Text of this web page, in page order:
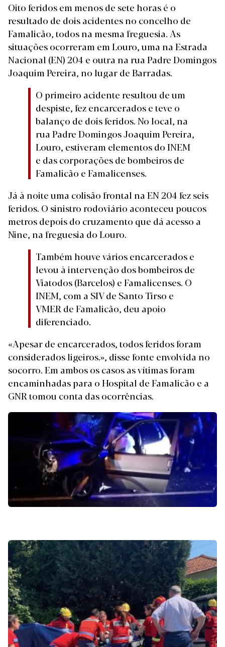
Oito feridos em menos de sete horas é o
resultado de dois acidentes no concelho de
Famalicão, todos na mesma freguesia. As
situações ocorreram em Louro, uma na Estrada
Nacional (EN) 204 e outra na rua Padre Domingos
Joaquim Pereira, no lugar de Barradas.
O primeiro acidente resultou de um
despiste, fez encarcerados e teve o
balanço de dois feridos. No local, na
rua Padre Domingos Joaquim Pereira,
Louro, estiveram elementos do INEM
e das corporações de bombeiros de
Famalicão e Famalicenses.
Já à noite uma colisão frontal na EN 204 fez seis
feridos. O sinistro rodoviário aconteceu poucos
metros depois do cruzamento que dá acesso a
Nine, na freguesia do Louro.
Também houve vários encarcerados e
levou à intervenção dos bombeiros de
Viatodos (Barcelos) e Famalicenses. O
INEM, com a SIV de Santo Tirso e
VMER de Famalicão, deu apoio
diferenciado.
«Apesar de encarcerados, todos feridos foram
considerados ligeiros.», disse fonte envolvida no
socorro. Em ambos os casos as vítimas foram
encaminhadas para o Hospital de Famalicão e a
GNR tomou conta das ocorrências.